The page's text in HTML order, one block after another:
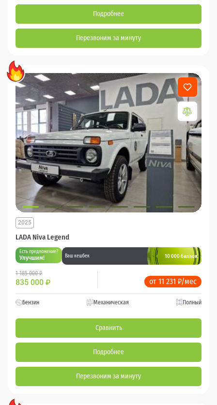
Подробнее
Перезвоним за минуту
LADA Niva Legend
2025
Есть предложение?
Улучшим! Ваш кешбек 10 000 баллов
1 185 000 ₽
835 000 ₽ от 11 231 ₽/мес
Бензин Механическая Полный
Сравнить
Подробнее
Перезвоним за минуту